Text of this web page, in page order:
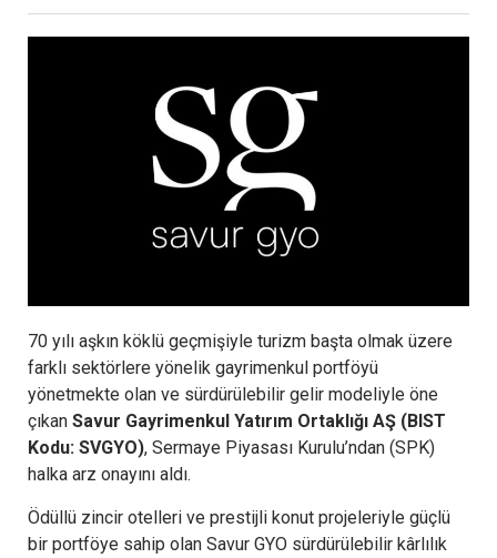
70 yılı aşkın köklü geçmişiyle turizm başta olmak üzere
farklı sektörlere yönelik gayrimenkul portföyü
yönetmekte olan ve sürdürülebilir gelir modeliyle öne
çıkan Savur Gayrimenkul Yatırım Ortaklığı AŞ (BIST
Kodu: SVGYO), Sermaye Piyasası Kuru­lu’ndan (SPK)
halka arz onayını aldı.
Ödüllü zincir otelleri ve prestijli konut projeleriyle güçlü
bir portföye sahip olan Savur GYO sürdürülebilir kârlılık